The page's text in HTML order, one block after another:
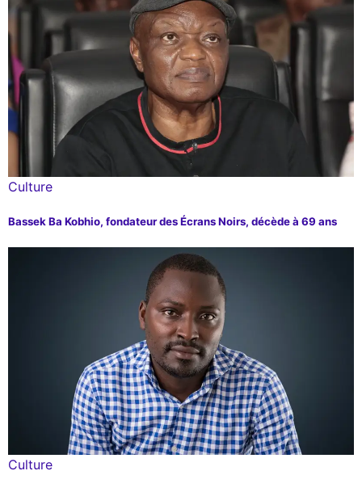
Culture
Bassek Ba Kobhio, fondateur des Écrans Noirs, décède à 69 ans
Culture